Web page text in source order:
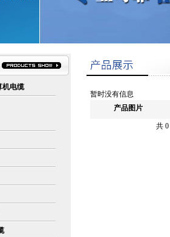
机电缆
暂时没有信息
产品图片
共